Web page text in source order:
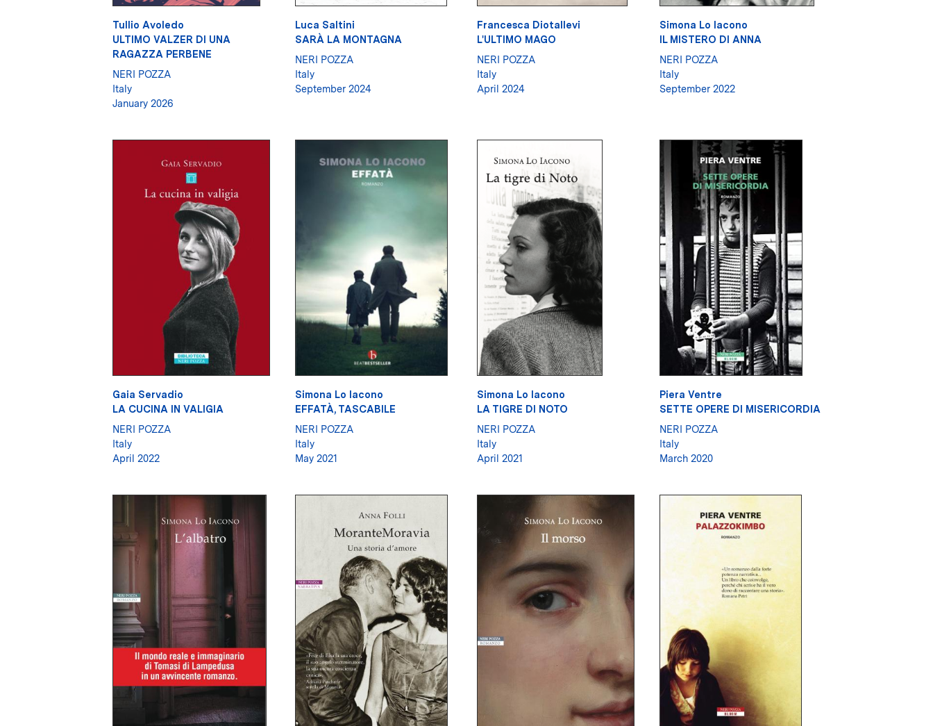
Tullio Avoledo
ULTIMO VALZER DI UNA
RAGAZZA PERBENE
NERI POZZA
Italy
January 2026
Luca Saltini
SARÀ LA MONTAGNA
NERI POZZA
Italy
September 2024
Francesca Diotallevi
L'ULTIMO MAGO
NERI POZZA
Italy
April 2024
Simona Lo Iacono
IL MISTERO DI ANNA
NERI POZZA
Italy
September 2022
Gaia Servadio
LA CUCINA IN VALIGIA
NERI POZZA
Italy
April 2022
Simona Lo Iacono
EFFATÀ, TASCABILE
NERI POZZA
Italy
May 2021
Simona Lo Iacono
LA TIGRE DI NOTO
NERI POZZA
Italy
April 2021
Piera Ventre
SETTE OPERE DI MISERICORDIA
NERI POZZA
Italy
March 2020